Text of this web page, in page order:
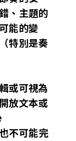
、主題的
能的變
特別是奏
或可視為
放文本或
不可能完